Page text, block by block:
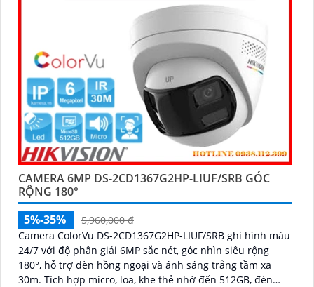
CAMERA 6MP DS-2CD1367G2HP-LIUF/SRB GÓC
RỘNG 180°
5%-35%
5,960,000 ₫
Camera ColorVu DS-2CD1367G2HP-LIUF/SRB ghi hình màu
24/7 với độ phân giải 6MP sắc nét, góc nhìn siêu rộng
180°, hỗ trợ đèn hồng ngoại và ánh sáng trắng tầm xa
30m. Tích hợp micro, loa, khe thẻ nhớ đến 512GB, đèn